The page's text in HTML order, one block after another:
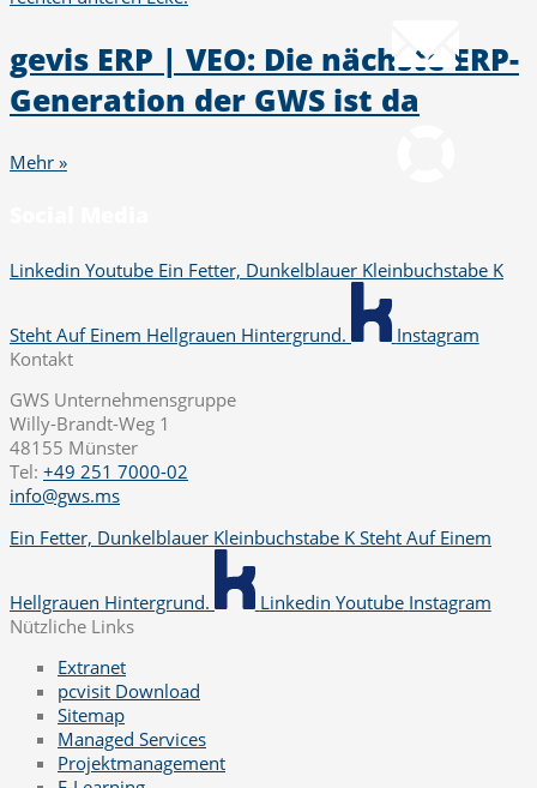
Fernwartung
pcvisit Download
gevis ERP | VEO: Die nächste ERP-
Generation der GWS ist da
Mehr »
Linkedin Youtube Ein Fetter, Dunkelblauer Kleinbuchstabe K
Steht Auf Einem Hellgrauen Hintergrund.
Instagram
Kontakt
GWS Unternehmensgruppe
Willy-Brandt-Weg 1
48155 Münster
Tel: +49 251 7000-02
info@gws.ms
Ein Fetter, Dunkelblauer Kleinbuchstabe K Steht Auf Einem
Hellgrauen Hintergrund. Linkedin Youtube Instagram
Nützliche Links
Extranet
pcvisit Download
Sitemap
Managed Services
Projektmanagement